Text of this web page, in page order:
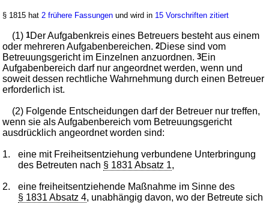
§ 1815 hat 2 frühere Fassungen und wird in 15 Vorschriften zitiert
(1)1Der Aufgabenkreis eines Betreuers besteht aus einem
oder mehreren Aufgabenbereichen.2Diese sind vom
Betreuungsgericht im Einzelnen anzuordnen.3Ein
Aufgabenbereich darf nur angeordnet werden, wenn und
soweit dessen rechtliche Wahrnehmung durch einen Betreuer
erforderlich ist.
(2) Folgende Entscheidungen darf der Betreuer nur treffen,
wenn sie als Aufgabenbereich vom Betreuungsgericht
ausdrücklich angeordnet worden sind:
1.
eine mit Freiheitsentziehung verbundene Unterbringung
des Betreuten nach § 1831 Absatz 1,
2.
eine freiheitsentziehende Maßnahme im Sinne des
§ 1831 Absatz 4, unabhängig davon, wo der Betreute sich